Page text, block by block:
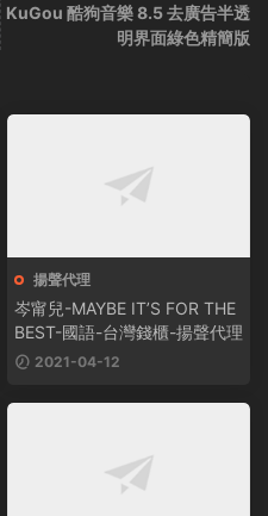
KuGou 酷狗音樂 8.5 去廣告半透
明界面綠色精簡版
揚聲代理
岑甯兒-MAYBE IT’S FOR THE
BEST-國語-台灣錢櫃-揚聲代理
2021-04-12